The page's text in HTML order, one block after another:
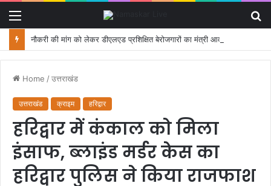
Home /उत्तराखंड
उत्तराखंड क्राइम हरिद्वार
हरिद्वार में कंकाल को मिला
इंसाफ, ब्लाइंड मर्डर केस का
हरिद्वार पुलिस ने किया राजफाश